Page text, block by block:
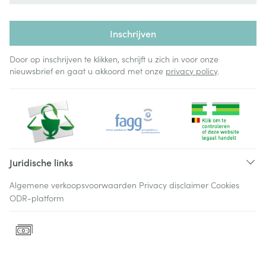
Inschrijven
Door op inschrijven te klikken, schrijft u zich in voor onze
nieuwsbrief en gaat u akkoord met onze privacy policy.
Juridische links
Algemene verkoopsvoorwaarden Privacy disclaimer Cookies
ODR-platform